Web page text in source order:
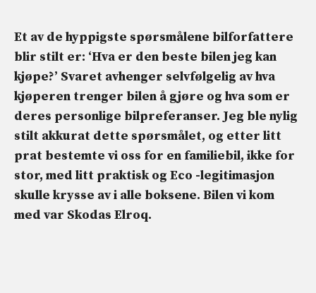
Et av de hyppigste spørsmålene bilforfattere
blir stilt er: ‘Hva er den beste bilen jeg kan
kjøpe?’ Svaret avhenger selvfølgelig av hva
kjøperen trenger bilen å gjøre og hva som er
deres personlige bilpreferanser. Jeg ble nylig
stilt akkurat dette spørsmålet, og etter litt
prat bestemte vi oss for en familiebil, ikke for
stor, med litt praktisk og Eco -legitimasjon
skulle krysse av i alle boksene. Bilen vi kom
med var Skodas Elroq.